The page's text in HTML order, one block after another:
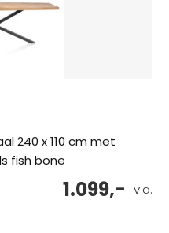
240 x 110 cm met
fish bone
v.a.
1.099,-